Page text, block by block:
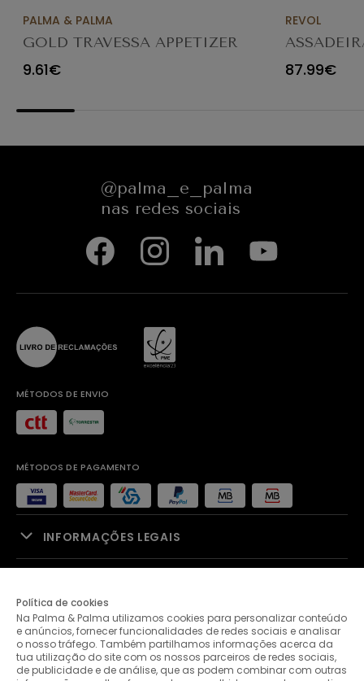
PALMA & PALMA
GOLD TRAVESSA APPETIZER
Ø23X12CM
9.61€
REVOL
654545
87.99€
@palma_e_palma
nas redes sociais
MÉTODOS DE ENVIO
MÉTODOS DE PAGAMENTO
INFORMAÇÕES LEGAIS
PALMA & PALMA
APOIO AO CLIENTE
Política de cookies
Na Palma & Palma utilizamos cookies para personalizar conteúdo
e anúncios, fornecer funcionalidades de redes sociais e analisar
o nosso tráfego. Também partilhamos informações acerca da
tua utilização do site com os nossos parceiros de redes sociais,
de publicidade e de análise, que as podem combinar com outras